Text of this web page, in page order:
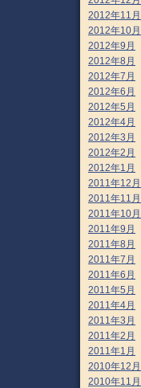
2012年11月
2012年10月
2012年9月
2012年8月
2012年7月
2012年6月
2012年5月
2012年4月
2012年3月
2012年2月
2012年1月
2011年12月
2011年11月
2011年10月
2011年9月
2011年8月
2011年7月
2011年6月
2011年5月
2011年4月
2011年3月
2011年2月
2011年1月
2010年12月
2010年11月